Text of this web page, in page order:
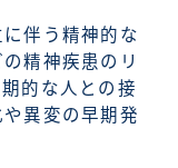
伴う精神的な
精神疾患のリ
的な人との接
異変の早期発